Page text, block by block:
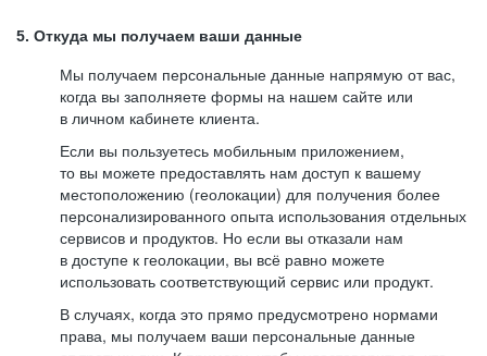
5. Откуда мы получаем ваши данные
Мы получаем персональные данные напрямую от вас,
когда вы заполняете формы на нашем сайте или
в личном кабинете клиента.
Если вы пользуетесь мобильным приложением,
то вы можете предоставлять нам доступ к вашему
местоположению (геолокации) для получения более
персонализированного опыта использования отдельных
сервисов и продуктов. Но если вы отказали нам
в доступе к геолокации, вы всё равно можете
использовать соответствующий сервис или продукт.
В случаях, когда это прямо предусмотрено нормами
права, мы получаем ваши персональные данные